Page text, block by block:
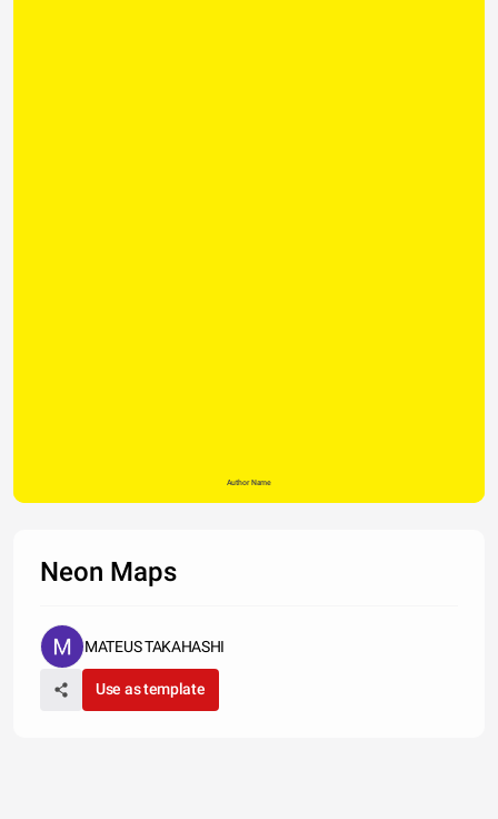
Author Name
Neon Maps
MATEUS TAKAHASHI
Use as template